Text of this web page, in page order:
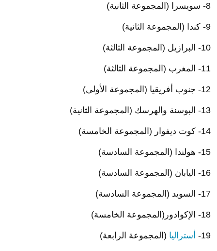
8- سويسرا (المجموعة الثانية)
9- كندا (المجموعة الثانية)
10- البرازيل (المجموعة الثالثة)
11- المغرب (المجموعة الثالثة)
12- جنوب أفريقيا (المجموعة الأولى)
13- البوسنة والهرسك (المجموعة الثانية)
14- كوت ديفوار (المجموعة الخامسة)
15- هولندا (المجموعة السادسة)
16- اليابان (المجموعة السادسة)
17- السويد (المجموعة السادسة)
18- الإكوادور(المجموعة الخامسة)
19- أستراليا (المجموعة الرابعة)